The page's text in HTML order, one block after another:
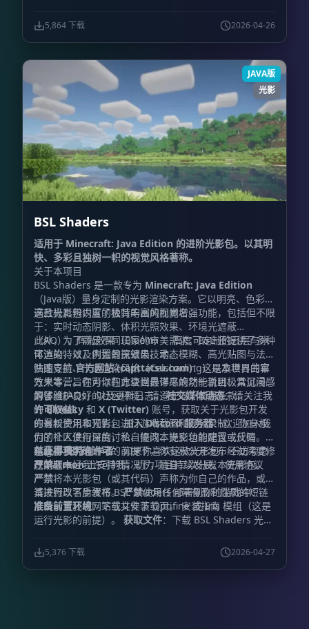
5,864 下载 2026-04-26
JAVA版
光影
BSL Shaders
适用于 Minecraft: Java Edition 的进阶光影包。以其明
快、多彩且独树一帜的视觉风格著称。
关于本项目
BSL Shaders 是一款专为 Minecraft: Java Edition
（Java版）量身定制的光影渲染方案。它以明亮、色彩饱
满且极具辨识度的独特的画风而闻名。
这款光影包内置了极其丰富的视觉增强功能，包括但不限
于：实时动态阴影、体积光照效果、环境光遮蔽
（AO）、辉光效果（Bloom）、高度可定制的云层与水
体渲染，以及内置的抗锯齿技术。
此外，为了满足不同玩家的审美需求，BSL 还提供了多种
可选的特效，例如景深效果、动态模糊、高光贴图与法线
贴图支持、卡通渲染风格（Celshading）以及世界曲率
效果等，旨在为你的方块世界带来焕然一新且极具沉浸感
的体验。
快速导航官方网站 (capttatsu.com)：这是本项目的官
方大本营。你可以在此查阅最详尽的功能说明、常见问题
解答（FAQs）以及更新日志。社交媒体动态：请关注我
的Bluesky 和 X (Twitter) 账号，获取关于光影包开发
的最新资讯和预告。加入 Discord 服务器：欢迎加入我
们的社区进行深度讨论、提问、提交功能建议或反馈
Bug。支持创作者：如果你喜欢这款光影包，不妨考虑
在Patreon 上支持我，助力项目持续发展。 使用协议
为了维护良好的社区环境，请遵守以下使用条款：
许可权益：
你有权使用本光影包进行游戏截图和视频录制。 你有权
为了个人使用目的，私自修改本光影包的配置或代码。
在获得我明确许可的前提下，你有权公开发布经过深度修
改的版本。
禁止事项：
严禁在未经我许可的情况下，擅自二次分发本光影包。
严禁将本光影包（或其代码）声称为你自己的作品，或对
其进行改名后发布。严禁使用任何带有盈利性质的短链
接跳转至我的网站或文件下载页。 安装指南
请按照以下步骤将 BSL Shaders 部署到你的游戏中：
准备前置环境：下载并安装 Optifine 或 Iris 模组（这是
运行光影的前提）。 获取文件：下载 BSL Shaders 光影
.minecraft\shaderpacks
文件夹中（无需解压）。
启动游戏
：运行 Minecraft 启动器并进入游戏。
5,376 下载 2026-04-27